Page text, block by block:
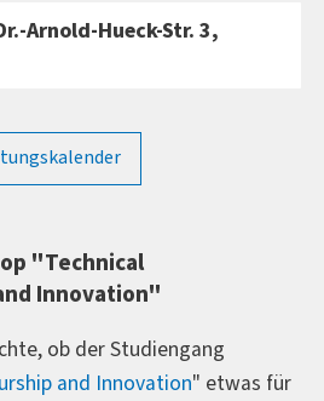
Arnold-Hueck-Str. 3,
"Technical
Innovation"
ob der Studiengang
and Innovation" etwas für